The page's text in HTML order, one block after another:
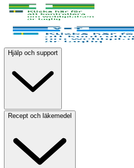
Hjälp och support
Recept och läkemedel